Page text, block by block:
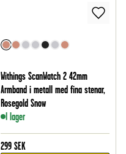
Withings ScanWatch 2 42mm
Armband i metall med fina stenar,
Rosegold Snow
I lager
299 SEK